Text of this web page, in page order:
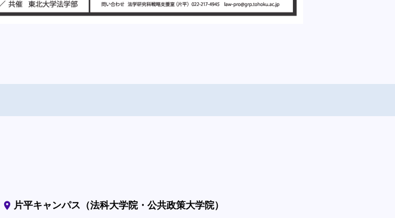
place 片平キャンパス（法科大学院・公共政策大学院）